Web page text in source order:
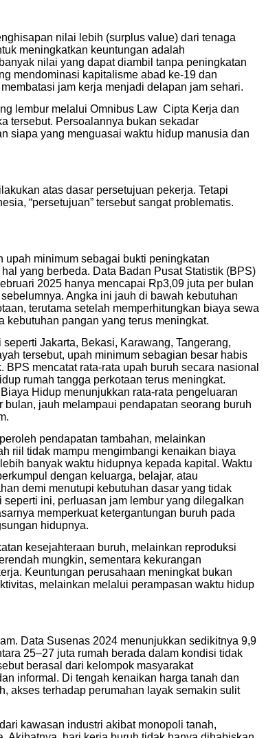
nilai lebih (surplus value) dari tenaga
meningkatkan keuntungan adalah
nilai yang dapat diambil tanpa peningkatan
mendominasi kapitalisme abad ke-19 dan
jam kerja menjadi delapan jam sehari.
lembur melalui Omnibus Law Cipta Kerja dan
tersebut. Persoalannya bukan sekadar
siapa yang menguasai waktu hidup manusia dan
atas dasar persetujuan pekerja. Tetapi
“persetujuan” tersebut sangat problematis.
upah minimum sebagai bukti peningkatan
yang berbeda. Data Badan Pusat Statistik (BPS)
2025 hanya mencapai Rp3,09 juta per bulan
Angka ini jauh di bawah kebutuhan
terutama setelah memperhitungkan biaya sewa
kebutuhan pangan yang terus meningkat.
Jakarta, Bekasi, Karawang, Tangerang,
tersebut, upah minimum sebagian besar habis
mencatat rata-rata upah buruh secara nasional
rumah tangga perkotaan terus meningkat.
Hidup menunjukkan rata-rata pengeluaran
jauh melampaui pendapatan seorang buruh
pendapatan tambahan, melainkan
riil tidak mampu mengimbangi kenaikan biaya
banyak waktu hidupnya kepada kapital. Waktu
dengan keluarga, belajar, atau
demi menutupi kebutuhan dasar yang tidak
ini, perluasan jam lembur yang dilegalkan
memperkuat ketergantungan buruh pada
hidupnya.
kesejahteraan buruh, melainkan reproduksi
mungkin, sementara kekurangan
Keuntungan perusahaan meningkat bukan
melainkan melalui perampasan waktu hidup
Data Susenas 2024 menunjukkan sedikitnya 9,9
25–27 juta rumah berada dalam kondisi tidak
berasal dari kelompok masyarakat
informal. Di tengah kenaikan harga tanah dan
akses terhadap perumahan layak semakin sulit
kawasan industri akibat monopoli tanah,